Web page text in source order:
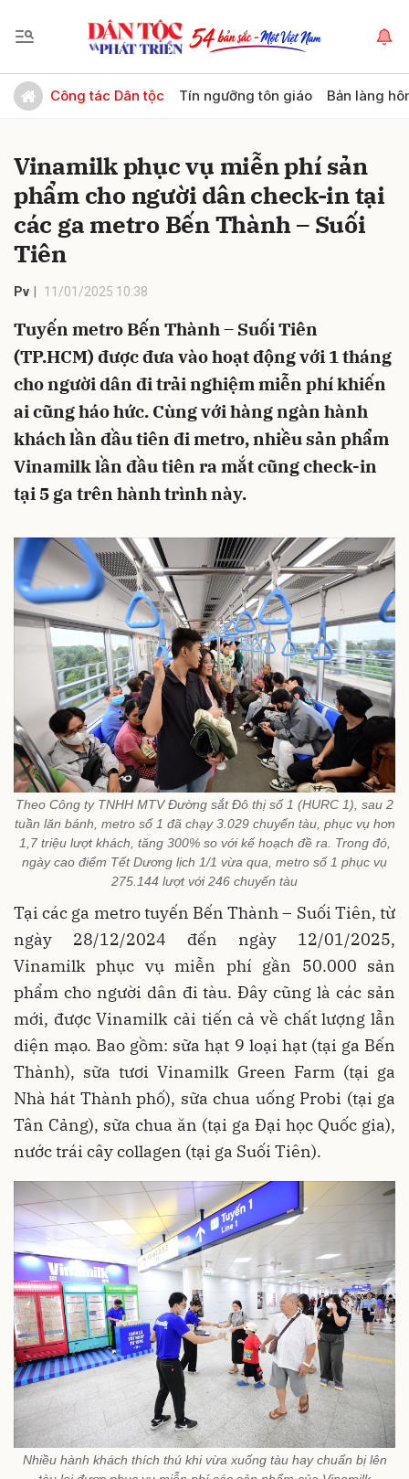
Công tác Dân tộc Tín ngưỡng tôn giáo Bản làng
Vinamilk phục vụ miễn phí sản
phẩm cho người dân check-in tại
các ga metro Bến Thành – Suối
Tiên
Pv 11/01/2025 10:38
Tuyến metro Bến Thành – Suối Tiên
(TP.HCM) được đưa vào hoạt động với 1 tháng
cho người dân đi trải nghiệm miễn phí khiến
ai cũng háo hức. Cùng với hàng ngàn hành
khách lần đầu tiên đi metro, nhiều sản phẩm
Vinamilk lần đầu tiên ra mắt cũng check-in
tại 5 ga trên hành trình này.
Theo Công ty TNHH MTV Đường sắt Đô thị số 1 (HURC 1), sau 2
tuần lăn bánh, metro số 1 đã chạy 3.029 chuyến tàu, phục vụ hơn
1,7 triệu lượt khách, tăng 300% so với kế hoạch đề ra. Trong đó,
ngày cao điểm Tết Dương lịch 1/1 vừa qua, metro số 1 phục vụ
275.144 lượt với 246 chuyến tàu
Tại các ga metro tuyến Bến Thành – Suối Tiên, từ
ngày 28/12/2024 đến ngày 12/01/2025,
Vinamilk phục vụ miễn phí gần 50.000 sản
phẩm cho người dân đi tàu. Đây cũng là các sản
mới, được Vinamilk cải tiến cả về chất lượng lẫn
diện mạo. Bao gồm: sữa hạt 9 loại hạt (tại ga Bến
Thành), sữa tươi Vinamilk Green Farm (tại ga
Nhà hát Thành phố), sữa chua uống Probi (tại ga
Tân Cảng), sữa chua ăn (tại ga Đại học Quốc gia),
nước trái cây collagen (tại ga Suối Tiên).
Nhiều hành khách thích thú khi vừa xuống tàu hay chuẩn bị lên
Gửi bình luận